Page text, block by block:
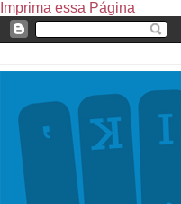
Imprima essa Página